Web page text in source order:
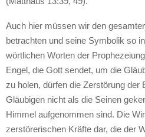
Auch hier müssen wir den
betrachten und seine Symbolik so
wörtlichen Worten der
Engel, die Gott sendet, um die
zu holen, dürfen die Zerstörung
Gläubigen nicht als die Seinen
Himmel aufgenommen sind. Die
zerstörerischen Kräfte dar, die der